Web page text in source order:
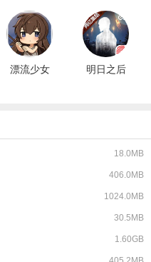
化版
漂流少女
明日之后
18.0MB
406.0MB
1024.0MB
30.5MB
1.60GB